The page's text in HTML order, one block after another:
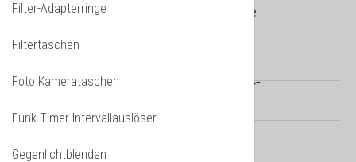
USB 2-fach Ladegeräte
Ladegeräte für Canon
Filter-Adapterringe
Filtertaschen
Foto Kamerataschen
Funk Timer Intervallauslöser
Gegenlichtblenden